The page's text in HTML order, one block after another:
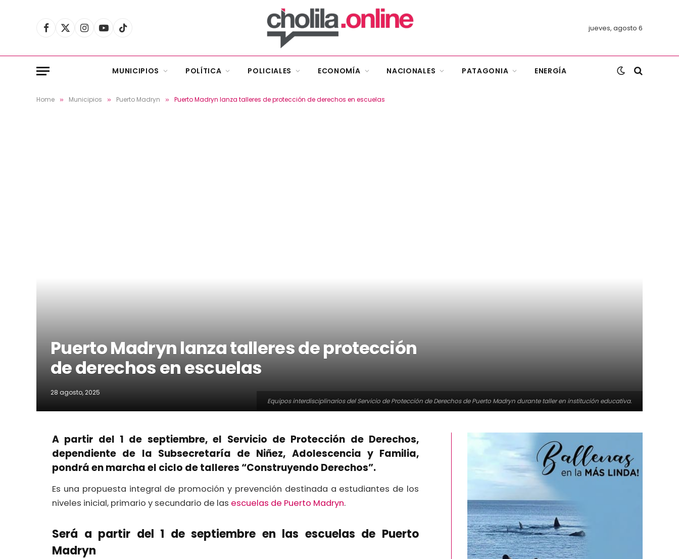
Facebook
X
Instagram
YouTubeTikTok jueves, agosto 6
MUNICIPIOS POLÍTICA POLICIALES ECONOMÍA NACIONALES PATAGONIA ENERGÍA
Home » Municipios » Puerto Madryn » Puerto Madryn lanza talleres de protección de derechos en escuelas
Equipos interdisciplinarios del Servicio de Protección de Derechos de Puerto Madryn durante taller en institución educativa.
Puerto Madryn lanza talleres de protección
de derechos en escuelas
28 agosto, 2025
A partir del 1 de septiembre, el Servicio de Protección de Derechos,
dependiente de la Subsecretaría de Niñez, Adolescencia y Familia,
pondrá en marcha el ciclo de talleres “Construyendo Derechos”.
Es una propuesta integral de promoción y prevención destinada a estudiantes de los
niveles inicial, primario y secundario de las escuelas de Puerto Madryn.
Será a partir del 1 de septiembre en las escuelas de Puerto
Madryn